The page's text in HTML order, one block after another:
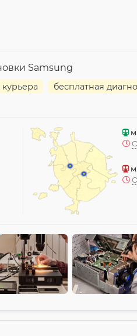
Samsung
бесплатная